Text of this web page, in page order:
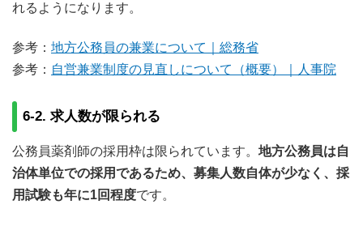
れるようになります。
参考： 地方公務員の兼業について｜総務省
参考： 自営兼業制度の見直しについて（概要）｜人事院
6-2. 求人数が限られる
公務員薬剤師の採用枠は限られています。 地方公務員は自
治体単位での採用であるため、募集人数自体が少なく、採
用試験も年に1回程度です。